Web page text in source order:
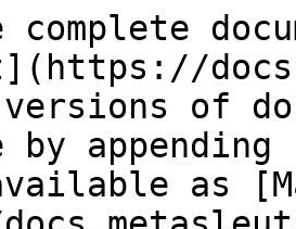
versions of
by
as